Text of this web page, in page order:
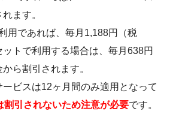
れます。
用であれば、毎月1,188円（税
トで利用する場合は、毎月638円
ら割引されます。
ビスは12ヶ月間のみ適用となって
割引されないため注意が必要です。